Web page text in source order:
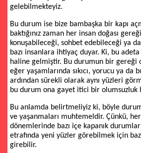
gelebilmekteyiz.
Bu durum ise bize bambaşka bir kapı
baktığınız zaman her insan doğası
konuşabileceği, sohbet edebileceği ya
bazı insanlara ihtiyaç duyar. Ki, bu
haline gelmiştir. Bu durumun bir gereği
eğer yaşamlarında sıkıcı, yorucu ya da
ardından sürekli olarak aynı yüzleri
bu durum ona gayet itici bir olumsuzluk
Bu anlamda belirtmeliyiz ki, böyle
ve yaşanmaları muhtemeldir. Çünkü,
dönemlerinde bazı içe kapanık
etrafında yeni yüzler görebilmek için
girebilir.